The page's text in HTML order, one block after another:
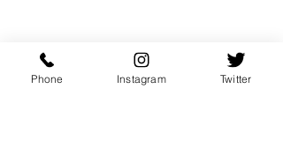
Phone Instagram Twitter